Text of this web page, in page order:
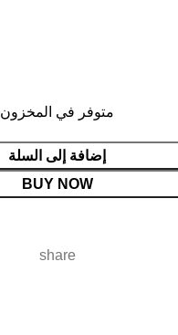
متوفر في المخزون
إضافة إلى السلة
BUY NOW
share